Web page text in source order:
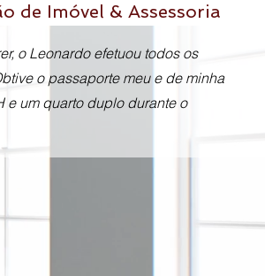
de Imóvel & Assessoria
o Leonardo efetuou todos os
o passaporte meu e de minha
e um quarto duplo durante o